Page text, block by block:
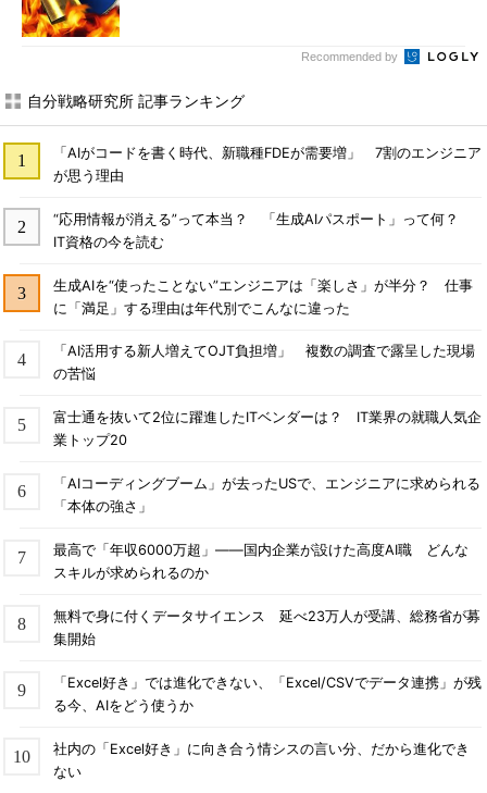
Recommended by
自分戦略研究所 記事ランキング
「AIがコードを書く時代、新職種FDEが需要増」 7割のエンジニア
が思う理由
“応用情報が消える”って本当？ 「生成AIパスポート」って何？
IT資格の今を読む
生成AIを“使ったことない”エンジニアは「楽しさ」が半分？ 仕事
に「満足」する理由は年代別でこんなに違った
「AI活用する新人増えてOJT負担増」 複数の調査で露呈した現場
の苦悩
富士通を抜いて2位に躍進したITベンダーは？ IT業界の就職人気企
業トップ20
「AIコーディングブーム」が去ったUSで、エンジニアに求められる
「本体の強さ」
最高で「年収6000万超」――国内企業が設けた高度AI職 どんな
スキルが求められるのか
無料で身に付くデータサイエンス 延べ23万人が受講、総務省が募
集開始
「Excel好き」では進化できない、「Excel/CSVでデータ連携」が残
る今、AIをどう使うか
社内の「Excel好き」に向き合う情シスの言い分、だから進化でき
ない